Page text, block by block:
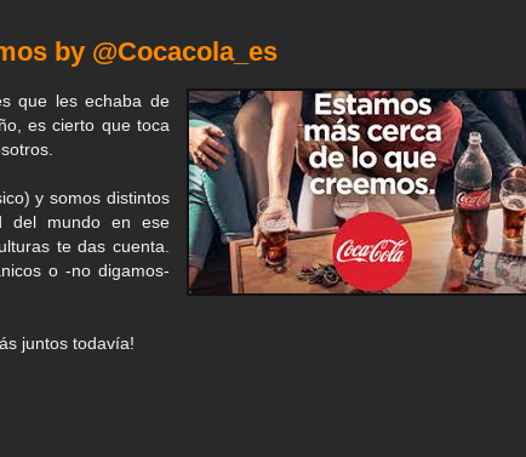
by @Cocacola_es
que les echaba de
es cierto que toca
y somos distintos
del mundo en ese
te das cuenta.
o -no digamos-
juntos todavía!